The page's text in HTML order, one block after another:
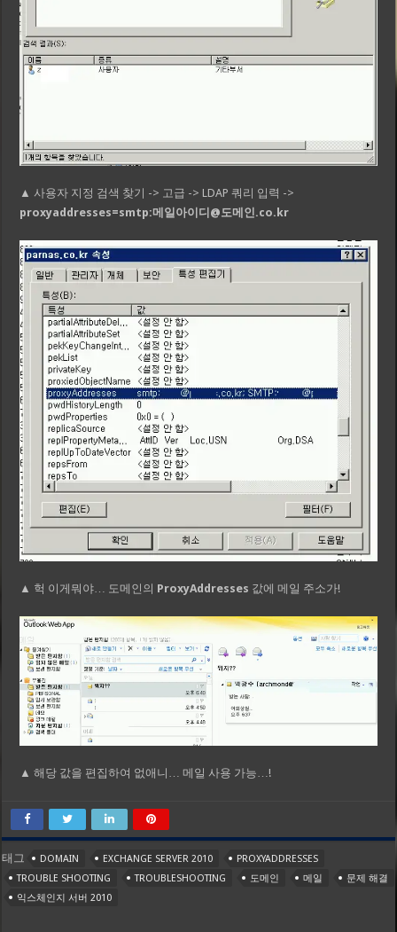
▲ 사용자 지정 검색 찾기 -> 고급 -> LDAP 쿼리 입력 ->
proxyaddresses=smtp:메일아이디@도메인.co.kr
▲ 헉 이게뭐야… 도메인의 ProxyAddresses 값에 메일 주소가!
▲ 해당 값을 편집하여 없애니… 메일 사용 가능…!
태그 DOMAIN EXCHANGE SERVER 2010
PROXYADDRESSES
TROUBLE SHOOTING
TROUBLESHOOTING 도메인 메일
문제 해결
익스체인지 서버 2010